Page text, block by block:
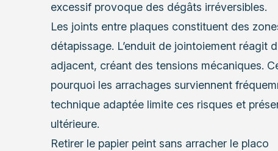
excessif provoque des dégâts irréversibles.
Les joints entre plaques constituent des
détapissage. L’enduit de jointoiement réagit
adjacent, créant des tensions mécaniques.
pourquoi les arrachages surviennent
technique adaptée limite ces risques et
ultérieure.
Retirer le papier peint sans arracher le placo